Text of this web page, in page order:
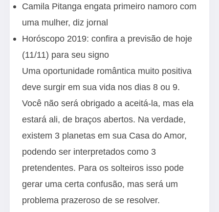
Camila Pitanga engata primeiro namoro com
uma mulher, diz jornal
Horóscopo 2019: confira a previsão de hoje
(11/11) para seu signo
Uma oportunidade romântica muito positiva
deve surgir em sua vida nos dias 8 ou 9.
Você não será obrigado a aceitá-la, mas ela
estará ali, de braços abertos. Na verdade,
existem 3 planetas em sua Casa do Amor,
podendo ser interpretados como 3
pretendentes. Para os solteiros isso pode
gerar uma certa confusão, mas será um
problema prazeroso de se resolver.